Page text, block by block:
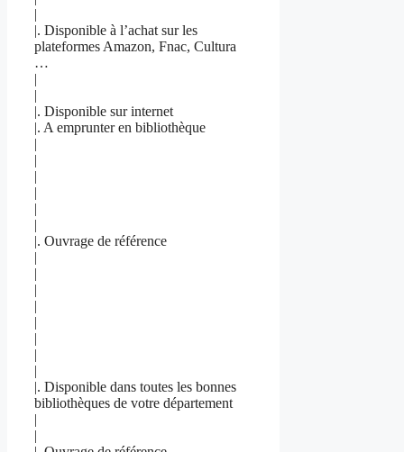
|
|. Disponible à l’achat sur les
plateformes Amazon, Fnac, Cultura
…
|
|
|. Disponible sur internet
|. A emprunter en bibliothèque
|
|
|
|
|
|
|. Ouvrage de référence
|
|
|
|
|
|
|
|
|. Disponible dans toutes les bonnes
bibliothèques de votre département
|
|